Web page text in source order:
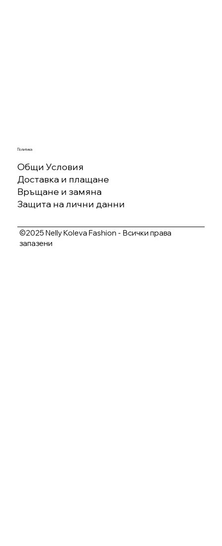
Политика
Общи Условия
Доставка и плащане
Връщане и замяна
Защита на лични данни
©2025 Nelly Koleva Fashion - Всички права
запазени